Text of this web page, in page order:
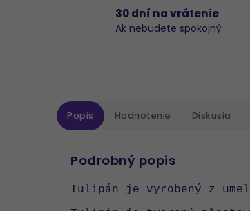
30 dní na vrátenie
Ak nebudete spokojný
Popis Hodnotenie Diskusia
Podrobný popis
Tulipán je vyrobený z